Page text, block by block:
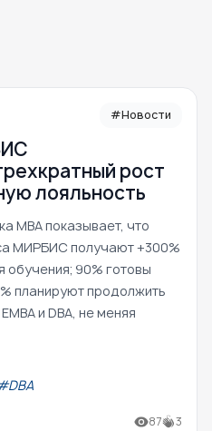
#Новости
рост
лояльность
MBA показывает, что
МИРБИС получают +300%
обучения; 90% готовы
планируют продолжить
и DBA, не меняя
87 3